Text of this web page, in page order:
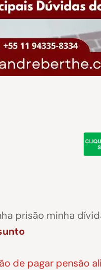
prisão minha
de pagar pensão